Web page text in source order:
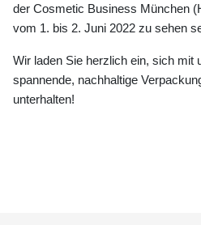
der Cosmetic Business München
vom 1. bis 2. Juni 2022 zu sehen
Wir laden Sie herzlich ein, sich mit
spannende, nachhaltige
unterhalten!